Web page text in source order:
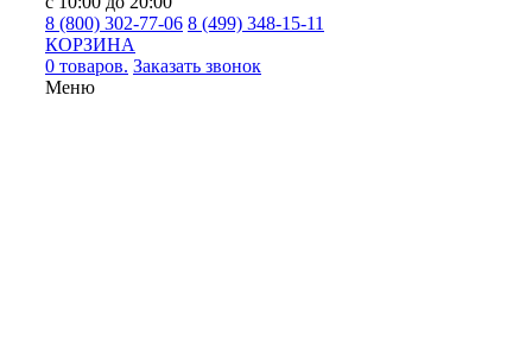
8 (800) 302-77-06 8 (499) 348-15-11
КОРЗИНА
0 товаров. Заказать звонок
Меню